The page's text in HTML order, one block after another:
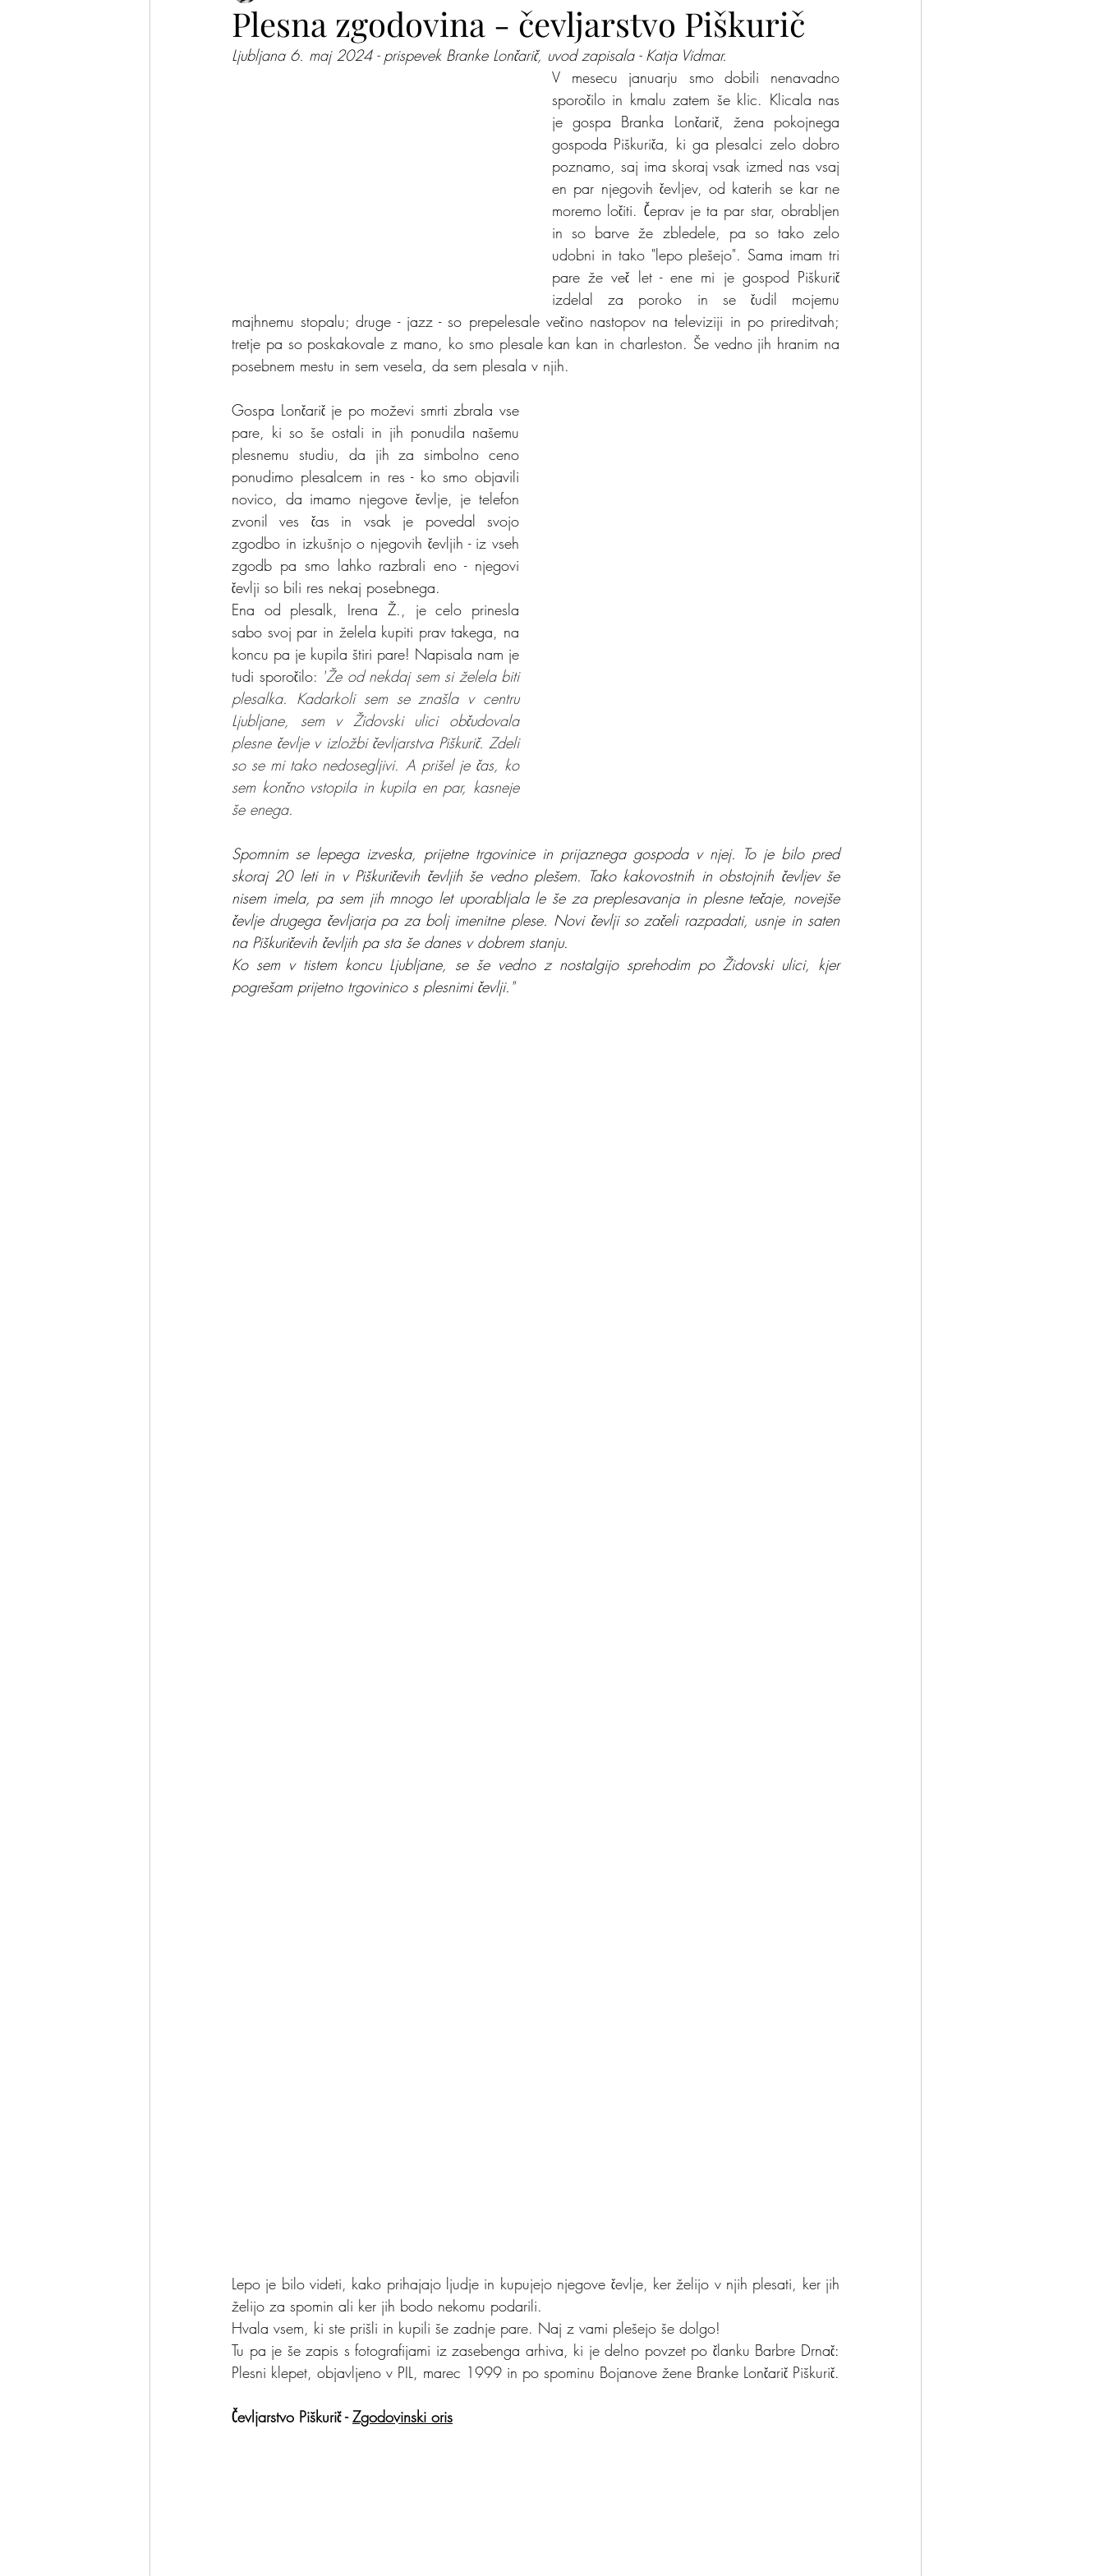
Plesalke in plesalci Pomislite na nas Zakaj jaz Mišja šola Kje je pingvinček?
Plesna zgodovina - čevljarstvo Piškurič
Ljubljana 6. maj 2024 - prispevek Branke Lončarič, uvod zapisala - Katja Vidmar.
V mesecu januarju smo dobili nenavadno
sporočilo in kmalu zatem še klic. Klicala nas
je gospa Branka Lončarič, žena pokojnega
gospoda Piškuriča, ki ga plesalci zelo dobro
poznamo, saj ima skoraj vsak izmed nas vsaj
en par njegovih čevljev, od katerih se kar ne
moremo ločiti. Čeprav je ta par star, obrabljen
in so barve že zbledele, pa so tako zelo
udobni in tako "lepo plešejo". Sama imam tri
pare že več let - ene mi je gospod Piškurič
izdelal za poroko in se čudil mojemu
majhnemu stopalu; druge - jazz - so prepelesale večino nastopov na televiziji in po prireditvah;
tretje pa so poskakovale z mano, ko smo plesale kan kan in charleston. Še vedno jih hranim na
posebnem mestu in sem vesela, da sem plesala v njih.
Gospa Lončarič je po moževi smrti zbrala vse
pare, ki so še ostali in jih ponudila našemu
plesnemu studiu, da jih za simbolno ceno
ponudimo plesalcem in res - ko smo objavili
novico, da imamo njegove čevlje, je telefon
zvonil ves čas in vsak je povedal svojo
zgodbo in izkušnjo o njegovih čevljih - iz vseh
zgodb pa smo lahko razbrali eno - njegovi
čevlji so bili res nekaj posebnega.
Ena od plesalk, Irena Ž., je celo prinesla
sabo svoj par in želela kupiti prav takega, na
koncu pa je kupila štiri pare! Napisala nam je
tudi sporočilo: "Že od nekdaj sem si želela biti
plesalka. Kadarkoli sem se znašla v centru
Ljubljane, sem v Židovski ulici občudovala
plesne čevlje v izložbi čevljarstva Piškurič. Zdeli
so se mi tako nedosegljivi. A prišel je čas, ko
sem končno vstopila in kupila en par, kasneje
še enega.
Spomnim se lepega izveska, prijetne trgovinice in prijaznega gospoda v njej. To je bilo pred
skoraj 20 leti in v Piškuričevih čevljih še vedno plešem. Tako kakovostnih in obstojnih čevljev še
nisem imela, pa sem jih mnogo let uporabljala le še za preplesavanja in plesne tečaje, novejše
čevlje drugega čevljarja pa za bolj imenitne plese. Novi čevlji so začeli razpadati, usnje in saten
na Piškuričevih čevljih pa sta še danes v dobrem stanju.
Ko sem v tistem koncu Ljubljane, se še vedno z nostalgijo sprehodim po Židovski ulici, kjer
pogrešam prijetno trgovinico s plesnimi čevlji."
Lepo je bilo videti, kako prihajajo ljudje in kupujejo njegove čevlje, ker želijo v njih plesati, ker jih
želijo za spomin ali ker jih bodo nekomu podarili.
Hvala vsem, ki ste prišli in kupili še zadnje pare. Naj z vami plešejo še dolgo!
Tu pa je še zapis s fotografijami iz zasebenga arhiva, ki je delno povzet po članku Barbre Drnač:
Čevljarstvo Piškurič - Zgodovinski oris